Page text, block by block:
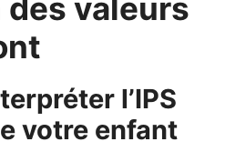
valeurs
l’IPS
votre enfant